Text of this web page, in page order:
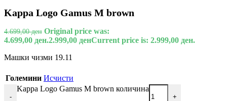
Kappa Logo Gamus M brown
4.699,00ден Original price was:
4.699,00 ден.2.999,00 денCurrent price is: 2.999,00 ден.
Машки чизми 19.11
Големини Исчисти
-
Kappa Logo Gamus M brown количина
+